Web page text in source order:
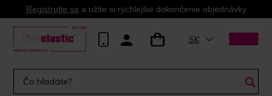
Registrujte sa a užite si rýchlejšie dokončenie objednávky
SK